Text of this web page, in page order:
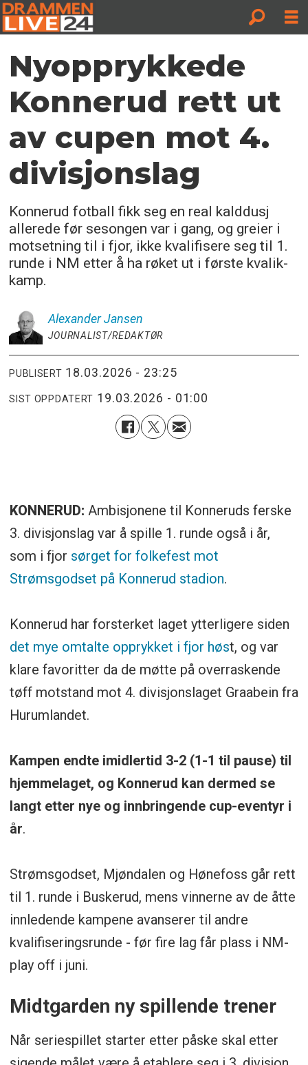
Nyopprykkede
Konnerud rett ut
av cupen mot 4.
divisjonslag
Konnerud fotball fikk seg en real kalddusj
allerede før sesongen var i gang, og greier i
motsetning til i fjor, ikke kvalifisere seg til 1.
runde i NM etter å ha røket ut i første kvalik-
kamp.
Alexander Jansen
JOURNALIST/REDAKTØR
PUBLISERT 18.03.2026 - 23:25
SIST OPPDATERT 19.03.2026 - 01:00
KONNERUD: Ambisjonene til Konneruds ferske
3. divisjonslag var å spille 1. runde også i år,
som i fjor sørget for folkefest mot
Strømsgodset på Konnerud stadion.
Konnerud har forsterket laget ytterligere siden
det mye omtalte opprykket i fjor høst, og var
klare favoritter da de møtte på overraskende
tøff motstand mot 4. divisjonslaget Graabein fra
Hurumlandet.
Kampen endte imidlertid 3-2 (1-1 til pause) til
hjemmelaget, og Konnerud kan dermed se
langt etter nye og innbringende cup-eventyr i
år.
Strømsgodset, Mjøndalen og Hønefoss går rett
til 1. runde i Buskerud, mens vinnerne av de åtte
innledende kampene avanserer til andre
kvalifiseringsrunde - før fire lag får plass i NM-
play off i juni.
Midtgarden ny spillende trener
Når seriespillet starter etter påske skal etter